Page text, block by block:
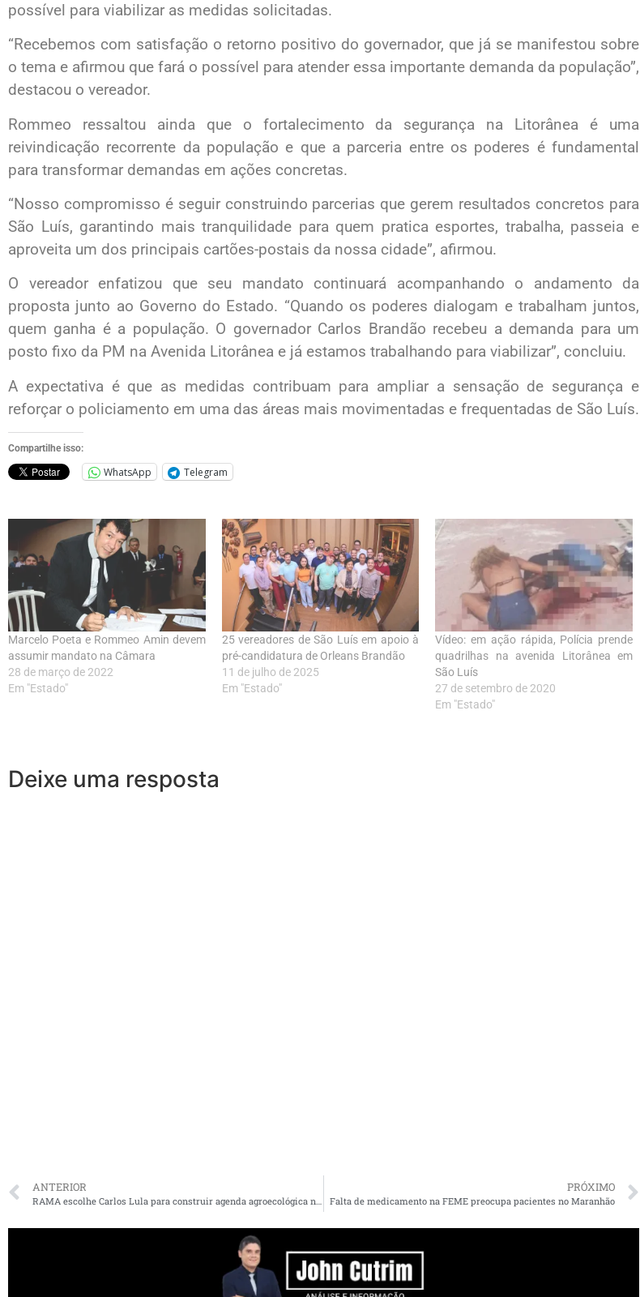
possível para viabilizar as medidas solicitadas.
“Recebemos com satisfação o retorno positivo do governador, que já se manifestou sobre
o tema e afirmou que fará o possível para atender essa importante demanda da população”,
destacou o vereador.
Rommeo ressaltou ainda que o fortalecimento da segurança na Litorânea é uma
reivindicação recorrente da população e que a parceria entre os poderes é fundamental
para transformar demandas em ações concretas.
“Nosso compromisso é seguir construindo parcerias que gerem resultados concretos para
São Luís, garantindo mais tranquilidade para quem pratica esportes, trabalha, passeia e
aproveita um dos principais cartões-postais da nossa cidade”, afirmou.
O vereador enfatizou que seu mandato continuará acompanhando o andamento da
proposta junto ao Governo do Estado. “Quando os poderes dialogam e trabalham juntos,
quem ganha é a população. O governador Carlos Brandão recebeu a demanda para um
posto fixo da PM na Avenida Litorânea e já estamos trabalhando para viabilizar”, concluiu.
A expectativa é que as medidas contribuam para ampliar a sensação de segurança e
reforçar o policiamento em uma das áreas mais movimentadas e frequentadas de São Luís.
Compartilhe isso:
WhatsApp Telegram
Marcelo Poeta e Rommeo Amin devem
assumir mandato na Câmara
28 de março de 2022
Em "Estado"
25 vereadores de São Luís em apoio à
pré-candidatura de Orleans Brandão
11 de julho de 2025
Em "Estado"
Vídeo: em ação rápida, Polícia prende
quadrilhas na avenida Litorânea em
São Luís
27 de setembro de 2020
Em "Estado"
Deixe uma resposta
ANTERIOR
RAMA escolhe Carlos Lula para construir agenda agroecológica no Maranhão
PRÓXIMO
Falta de medicamento na FEME preocupa pacientes no Maranhão